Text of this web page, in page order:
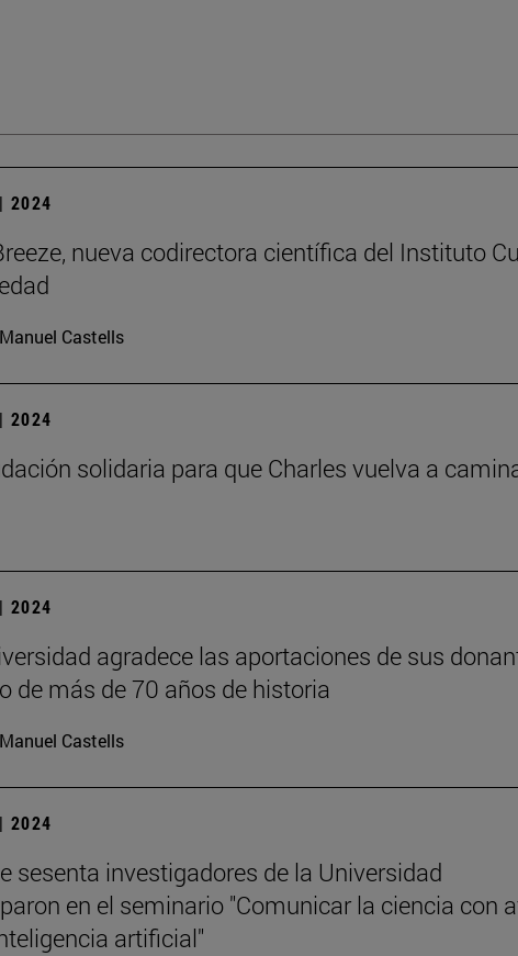
2024
nueva codirectora científica del Instituto
Manuel Castells
2024
solidaria para que Charles vuelva a
2024
agradece las aportaciones de sus
de más de 70 años de historia
Manuel Castells
2024
sesenta investigadores de la Universidad
en el seminario "Comunicar la ciencia con
artificial"